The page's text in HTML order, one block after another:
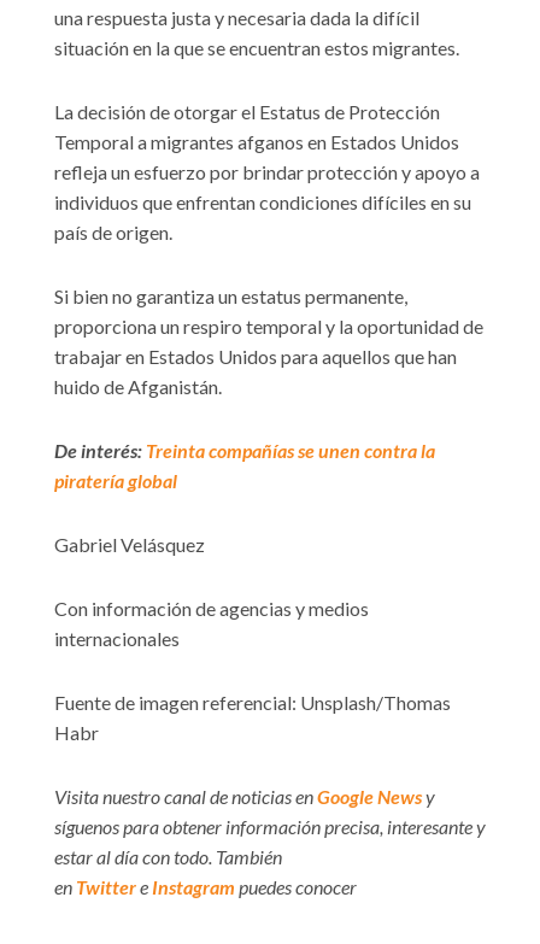
una respuesta justa y necesaria dada la difícil
situación en la que se encuentran estos migrantes.
La decisión de otorgar el Estatus de Protección
Temporal a migrantes afganos en Estados Unidos
refleja un esfuerzo por brindar protección y apoyo a
individuos que enfrentan condiciones difíciles en su
país de origen.
Si bien no garantiza un estatus permanente,
proporciona un respiro temporal y la oportunidad de
trabajar en Estados Unidos para aquellos que han
huido de Afganistán.
De interés: Treinta compañías se unen contra la
piratería global
Gabriel Velásquez
Con información de agencias y medios
internacionales
Fuente de imagen referencial: Unsplash/Thomas
Habr
Visita nuestro canal de noticias enGoogle Newsy
síguenos para obtener información precisa, interesante y
estar al día con todo. También
en Twittere Instagram puedes conocer